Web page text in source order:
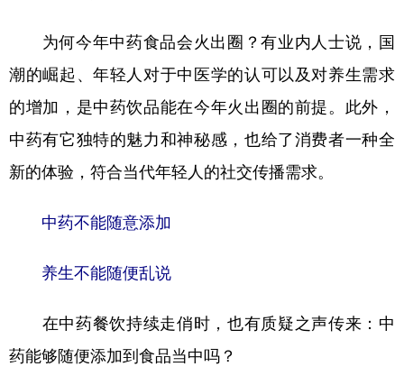
为何今年中药食品会火出圈？有业内人士说，国
潮的崛起、年轻人对于中医学的认可以及对养生需求
的增加，是中药饮品能在今年火出圈的前提。此外，
中药有它独特的魅力和神秘感，也给了消费者一种全
新的体验，符合当代年轻人的社交传播需求。
中药不能随意添加
养生不能随便乱说
在中药餐饮持续走俏时，也有质疑之声传来：中
药能够随便添加到食品当中吗？